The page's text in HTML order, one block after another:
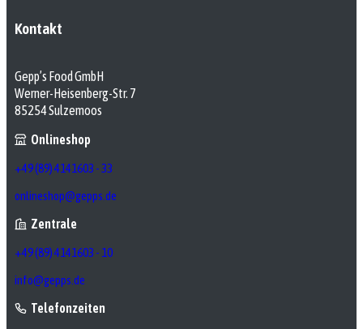
Kontakt
Gepp’s Food GmbH
Werner-Heisenberg-Str. 7
85254 Sulzemoos
Onlineshop
+49 (89) 4141603 - 33
onlineshop@gepps.de
Zentrale
+49 (89) 4141603 - 10
info@gepps.de
Telefonzeiten